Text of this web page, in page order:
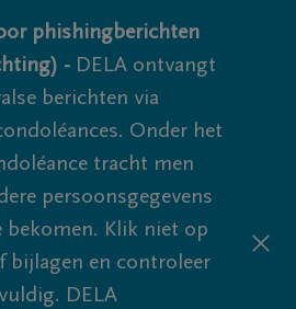
phishingberichten
- DELA ontvangt
berichten via
Onder het
tracht men
persoonsgegevens
bekomen. Klik niet op
bijlagen en controleer
DELA